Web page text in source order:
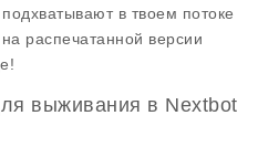
в твоем потоке
распечатанной версии
выживания в Nextbot